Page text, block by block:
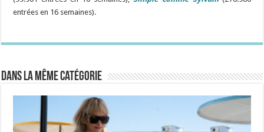
entrées en 16 semaines).
Dans la même catégorie